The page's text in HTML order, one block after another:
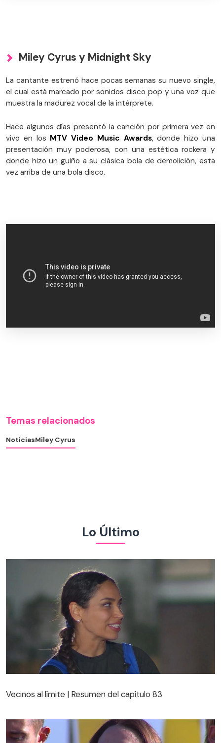
Miley Cyrus y Midnight Sky
La cantante estrenó hace pocas semanas su nuevo single,
el cual está marcado por sonidos disco pop y una voz que
muestra la madurez vocal de la intérprete.
Hace algunos días presentó la canción por primera vez en
vivo en los MTV Video Music Awards, donde hizo una
presentación muy poderosa, con una estética rockera y
donde hizo un guiño a su clásica bola de demolición, esta
vez arriba de una bola disco.
Temas relacionados
NoticiasMiley Cyrus
Lo Último
Vecinos al límite | Resumen del capítulo 83